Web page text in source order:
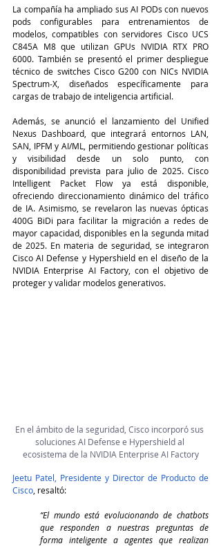
La compañía ha ampliado sus AI PODs con nuevos
pods configurables para entrenamientos de
modelos, compatibles con servidores Cisco UCS
C845A M8 que utilizan GPUs NVIDIA RTX PRO
6000. También se presentó el primer despliegue
técnico de switches Cisco G200 con NICs NVIDIA
Spectrum‑X, diseñados específicamente para
cargas de trabajo de inteligencia artificial.
Además, se anunció el lanzamiento del Unified
Nexus Dashboard, que integrará entornos LAN,
SAN, IPFM y AI/ML, permitiendo gestionar políticas
y visibilidad desde un solo punto, con
disponibilidad prevista para julio de 2025. Cisco
Intelligent Packet Flow ya está disponible,
ofreciendo direccionamiento dinámico del tráfico
de IA. Asimismo, se revelaron las nuevas ópticas
400G BiDi para facilitar la migración a redes de
mayor capacidad, disponibles en la segunda mitad
de 2025. En materia de seguridad, se integraron
Cisco AI Defense y Hypershield en el diseño de la
NVIDIA Enterprise AI Factory, con el objetivo de
proteger y validar modelos generativos.
En el ámbito de la seguridad, Cisco incorporó sus
soluciones AI Defense e Hypershield al
ecosistema de la NVIDIA Enterprise AI Factory
Jeetu Patel, Presidente y Director de Producto de
Cisco , resaltó:
“El mundo está evolucionando de chatbots
que responden a nuestras preguntas de
forma inteligente a agentes que realizan